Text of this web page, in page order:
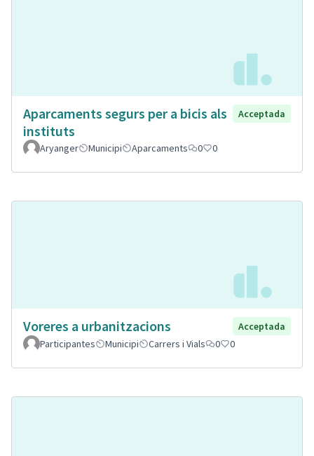
Aparcaments segurs per a bicis als
instituts
Acceptada
Aryanger Municipi Aparcaments 0 0
Voreres a urbanitzacions
Acceptada
Participantes
Municipi Carrers i Vials 0 0